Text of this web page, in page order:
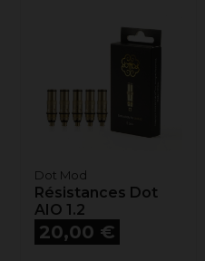
Dot Mod
Résistances Dot
AIO 1.2
Prix
20,00 €